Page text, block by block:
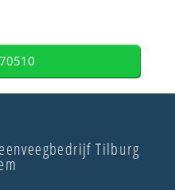
Tilburg